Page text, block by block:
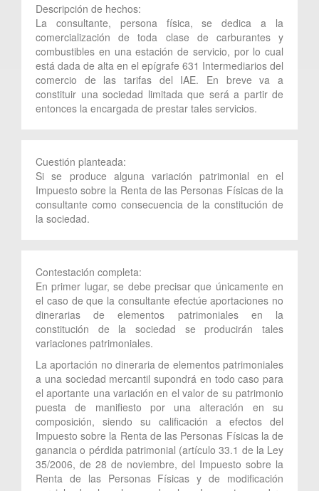
Descripción de hechos:
La consultante, persona física, se dedica a la
comercialización de toda clase de carburantes y
combustibles en una estación de servicio, por lo cual
está dada de alta en el epígrafe 631 Intermediarios del
comercio de las tarifas del IAE. En breve va a
constituir una sociedad limitada que será a partir de
entonces la encargada de prestar tales servicios.
Cuestión planteada:
Si se produce alguna variación patrimonial en el
Impuesto sobre la Renta de las Personas Físicas de la
consultante como consecuencia de la constitución de
la sociedad.
Contestación completa:
En primer lugar, se debe precisar que únicamente en
el caso de que la consultante efectúe aportaciones no
dinerarias de elementos patrimoniales en la
constitución de la sociedad se producirán tales
variaciones patrimoniales.
La aportación no dineraria de elementos patrimoniales
a una sociedad mercantil supondrá en todo caso para
el aportante una variación en el valor de su patrimonio
puesta de manifiesto por una alteración en su
composición, siendo su calificación a efectos del
Impuesto sobre la Renta de las Personas Físicas la de
ganancia o pérdida patrimonial (artículo 33.1 de la Ley
35/2006, de 28 de noviembre, del Impuesto sobre la
Renta de las Personas Físicas y de modificación